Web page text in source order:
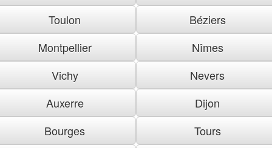
Toulon
Béziers
Montpellier
Nîmes
Vichy
Nevers
Auxerre
Dijon
Bourges
Tours